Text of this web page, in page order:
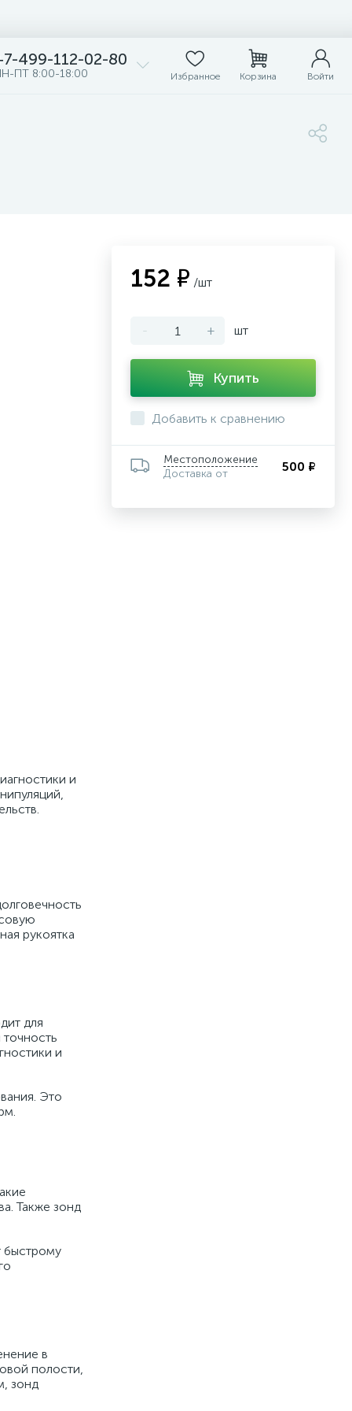
499-112-02-80
ПТ 8:00-18:00 Избранное Корзина Войти
и
рукоятка
для
и
Это
Также зонд
быстрому
в
полости,
зонд
152 ₽ /шт
- + шт
Купить
Добавить к сравнению
Местоположение
Доставка от
500 ₽